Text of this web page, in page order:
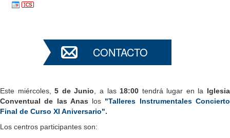
CONTACTO
Este miércoles,5 de Junio , a las 18:00 tendrá lugar en la Iglesia
Conventual de las Anas los "Talleres Instrumentales Concierto
Final de Curso XI Aniversario".
Los centros participantes son: